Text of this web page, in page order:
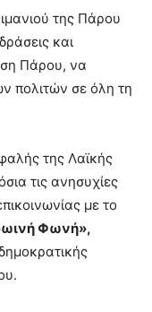
της Πάρου
και
Πάρου, να
πολιτών σε όλη τη
της Λαϊκής
τις ανησυχίες
με το
Φωνή»,